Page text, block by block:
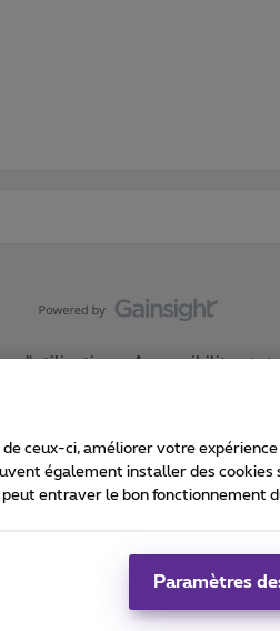
d'utilisation Accessibility
ceux-ci, améliorer votre
également installer des
entraver le bon fonctionnement
Paramètres